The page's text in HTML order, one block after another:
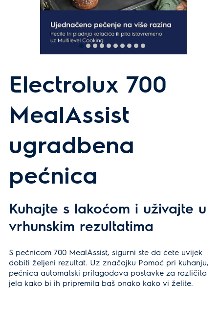
Electrolux 700
MealAssist
ugradbena
pećnica
Kuhajte s lakoćom i uživajte u
vrhunskim rezultatima
S pećnicom 700 MealAssist, sigurni ste da ćete uvijek
dobiti željeni rezultat. Uz značajku Pomoć pri kuhanju,
pećnica automatski prilagođava postavke za različita
jela kako bi ih pripremila baš onako kako vi želite.